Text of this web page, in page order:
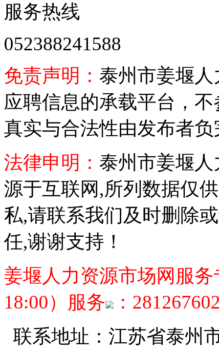
服务热线
052388241588
免责声明： 泰州市姜堰
应聘信息的承载平台，
真实与合法性由发布者
法律申明： 泰州市姜堰
源于互联网,所列数据仅
私,请联系我们及时删除
任,谢谢支持！
姜堰人力资源市场网服务
18:00）服务
：
联系地址：江苏省泰州